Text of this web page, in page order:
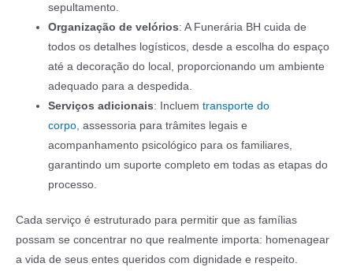
sepultamento.
Organização de velórios: A Funerária BH cuida de
todos os detalhes logísticos, desde a escolha do espaço
até a decoração do local, proporcionando um ambiente
adequado para a despedida.
Serviços adicionais: Incluemtransporte do
corpo, assessoria para trâmites legais e
acompanhamento psicológico para os familiares,
garantindo um suporte completo em todas as etapas do
processo.
Cada serviço é estruturado para permitir que as famílias
possam se concentrar no que realmente importa: homenagear
a vida de seus entes queridos com dignidade e respeito.